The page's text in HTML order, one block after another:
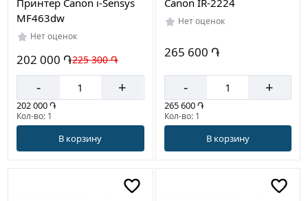
Принтер Canon i-Sensys
MF463dw
Нет оценок
202 000 ֏225 300 ֏
- +
202 000 ֏
Кол-во: 1
В корзину
Canon IR-2224
Нет оценок
265 600 ֏
- +
265 600 ֏
Кол-во: 1
В корзину